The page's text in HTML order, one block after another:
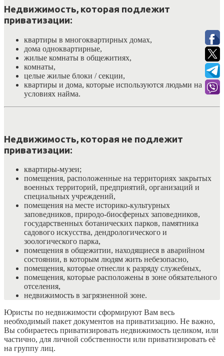
Недвижимость, которая подлежит
приватизации:
квартиры в многоквартирных домах,
дома одноквартирные,
жилые комнаты в общежитиях,
комнаты,
целые жилые блоки / секции,
квартиры и дома, которые используются людьми на
условиях найма.
Недвижимость, которая не подлежит
приватизации:
квартиры-музеи;
помещения, расположенные на территориях закрытых
военных территорий, предприятий, организаций и
специальных учреждений,
помещения на месте историко-культурных
заповедников, природо-биосферных заповедников,
государственных ботанических парков, памятника
садового искусства, дендрологического и
зоологического парка,
помещения в общежитии, находящиеся в аварийном
состоянии, в которым людям жить небезопасно,
помещения, которые отнесли к разряду служебных,
помещения, которые расположены в зоне обязательного
отселения,
недвижимость в загрязненной зоне.
Юристы по недвижимости сформируют Вам весь
необходимый пакет документов на приватизацию. Не важно,
Вы собираетесь приватизировать недвижимость целиком, или
частично, для личной собственности или приватизировать её
на группу лиц.